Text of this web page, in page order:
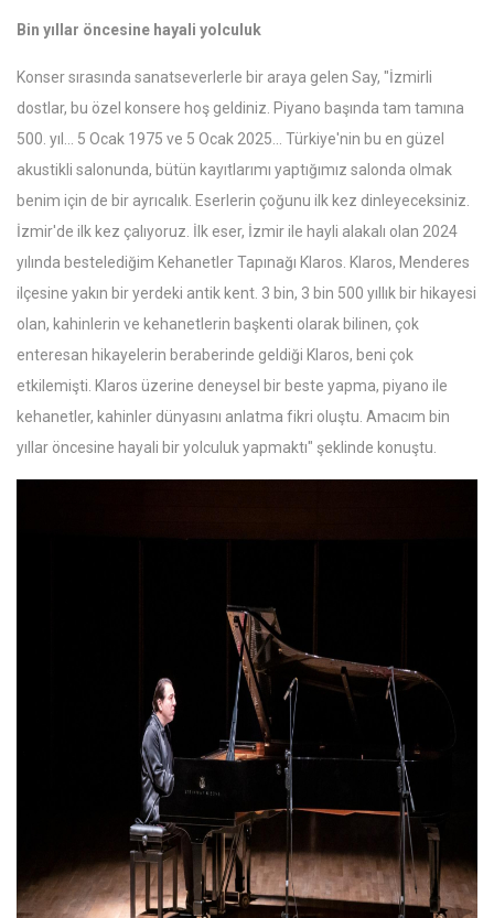
Bin yıllar öncesine hayali yolculuk
Konser sırasında sanatseverlerle bir araya gelen Say, "İzmirli
dostlar, bu özel konsere hoş geldiniz. Piyano başında tam tamına
500. yıl... 5 Ocak 1975 ve 5 Ocak 2025... Türkiye'nin bu en güzel
akustikli salonunda, bütün kayıtlarımı yaptığımız salonda olmak
benim için de bir ayrıcalık. Eserlerin çoğunu ilk kez dinleyeceksiniz.
İzmir'de ilk kez çalıyoruz. İlk eser, İzmir ile hayli alakalı olan 2024
yılında bestelediğim Kehanetler Tapınağı Klaros. Klaros, Menderes
ilçesine yakın bir yerdeki antik kent. 3 bin, 3 bin 500 yıllık bir hikayesi
olan, kahinlerin ve kehanetlerin başkenti olarak bilinen, çok
enteresan hikayelerin beraberinde geldiği Klaros, beni çok
etkilemişti. Klaros üzerine deneysel bir beste yapma, piyano ile
kehanetler, kahinler dünyasını anlatma fikri oluştu. Amacım bin
yıllar öncesine hayali bir yolculuk yapmaktı" şeklinde konuştu.